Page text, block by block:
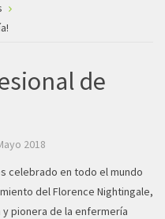
de
2018
celebrado en todo el mundo
del Florence Nightingale,
pionera de la enfermería